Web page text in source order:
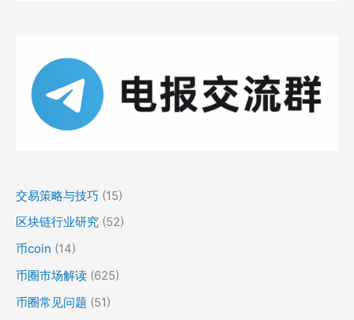
交易策略与技巧 (15)
区块链行业研究 (52)
币coin (14)
币圈市场解读 (625)
币圈常见问题 (51)